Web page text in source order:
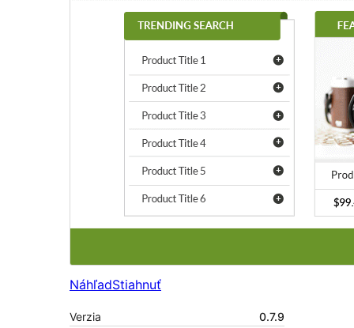
NáhľadStiahnuť
Verzia
0.7.9